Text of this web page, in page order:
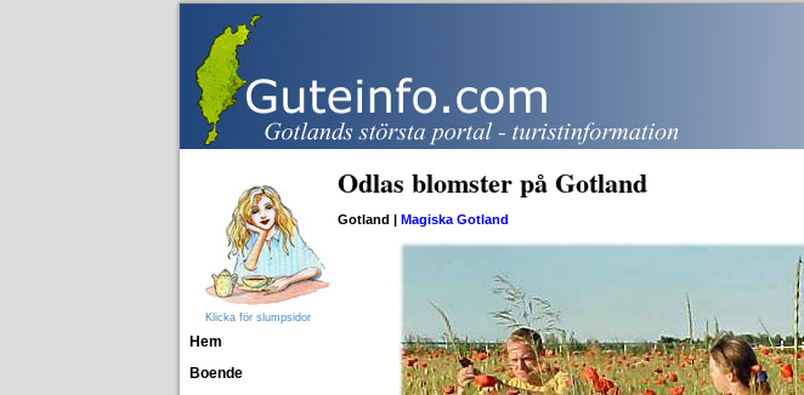
Klicka för slumpsidor
Hem
Boende
Odlas blomster på Gotland
Gotland | Magiska Gotland